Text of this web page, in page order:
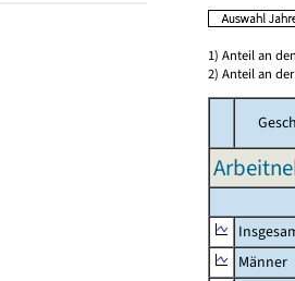
1) Anteil an
2) Anteil an
Männer